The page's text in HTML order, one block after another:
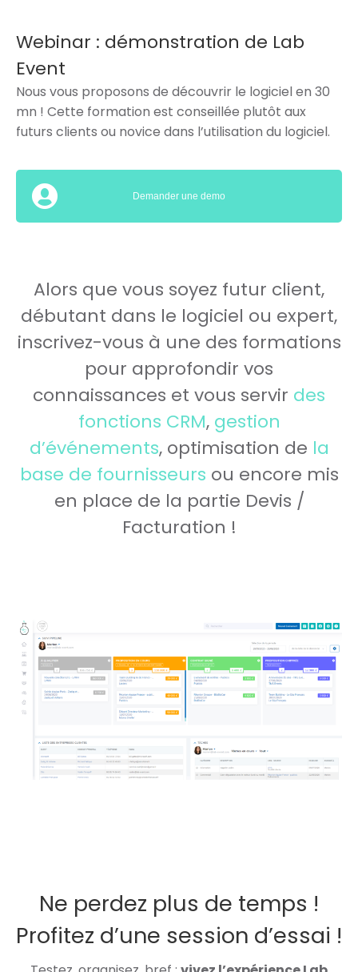
Webinar : démonstration de Lab
Event
Nous vous proposons de découvrir le logiciel en 30
mn ! Cette formation est conseillée plutôt aux
futurs clients ou novice dans l’utilisation du logiciel.
Demander une demo
Alors que vous soyez futur client,
débutant dans le logiciel ou expert,
inscrivez-vous à une des formations
pour approfondir vos
connaissances et vous servir des
fonctions CRM, gestion
d’événements, optimisation de la
base de fournisseurs ou encore mis
en place de la partie Devis /
Facturation !
Ne perdez plus de temps !
Profitez d’une session d’essai !